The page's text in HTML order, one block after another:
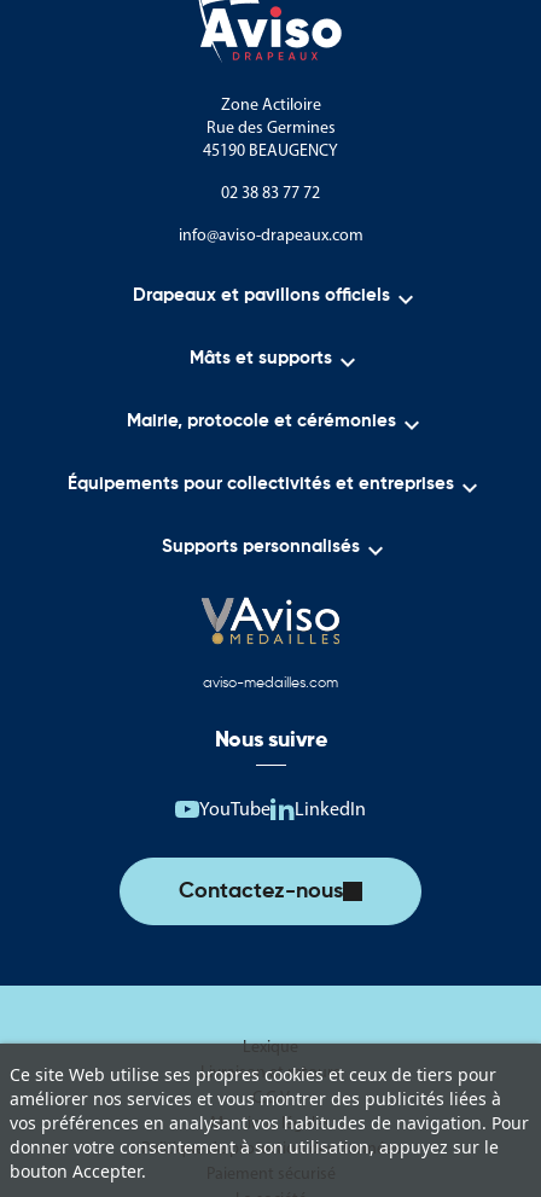
Zone Actiloire
Rue des Germines
45190 BEAUGENCY
02 38 83 77 72
info@aviso-drapeaux.com
Drapeaux et pavillons officiels 
Mâts et supports 
Mairie, protocole et cérémonies 
Équipements pour collectivités et entreprises 
Supports personnalisés 
Ce site Web utilise ses propres cookies et ceux de tiers pour
améliorer nos services et vous montrer des publicités liées à
vos préférences en analysant vos habitudes de navigation. Pour
donner votre consentement à son utilisation, appuyez sur le
bouton Accepter.
aviso-medailles.com
Nous suivre
YouTube LinkedIn
Contactez-nous
Lexique
Livraison et retours
C.G.V
Mentions légales
Politique de protection des données